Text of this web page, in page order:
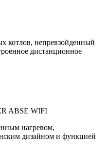
котлов, непревзойденный
дистанционное
ABSE WIFI
нагревом,
дизайном и функцией